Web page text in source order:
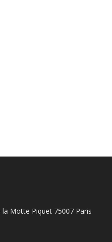
la Motte Piquet 75007 Paris